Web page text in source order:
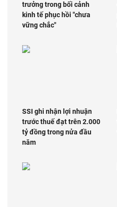
trưởng trong bối cảnh
kinh tế phục hồi "chưa
vững chắc"
SSI ghi nhận lợi nhuận
trước thuế đạt trên 2.000
tỷ đồng trong nửa đầu
năm